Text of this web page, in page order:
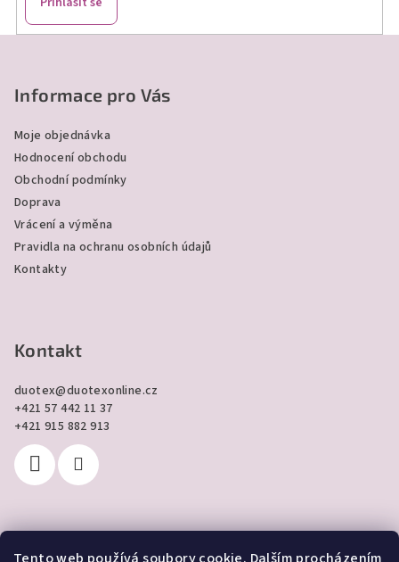
Informace pro Vás
Moje objednávka
Hodnocení obchodu
Obchodní podmínky
Doprava
Vrácení a výměna
Pravidla na ochranu osobních údajů
Kontakty
Kontakt
duotex@duotexonline.cz
+421 57 442 11 37
+421 915 882 913